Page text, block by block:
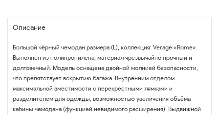
Описание
Большой чёрный чемодан размера (L), коллекция: Verage «Rome».
Выполнен из полипропилена, материал чрезвычайно прочный и
долговечный. Модель оснащена двойной молнией безопасности,
что препятствует вскрытию багажа. Внутренним отделом
максимальной вместимости с перекрёстными лямками и
разделителем для одежды, возможностью увеличения объёма
кабины чемодана (функцией невидимого расширения). Выдвижной